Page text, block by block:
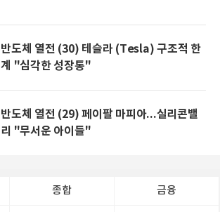
반도체 열전 (30) 테슬라 (Tesla) 구조적 한
계 "심각한 성장통"
반도체 열전 (29) 페이팔 마피아...실리콘밸
리 "무서운 아이들"
종합 금융